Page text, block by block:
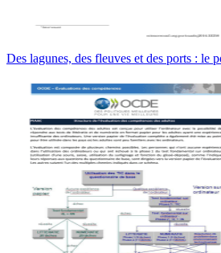
Des lagunes, des fleuves et des ports : le